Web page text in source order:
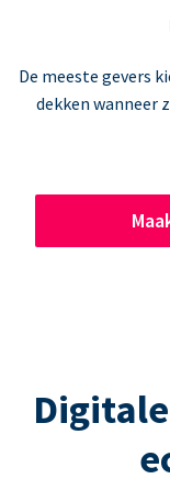
De meeste gevers
dekken wanneer